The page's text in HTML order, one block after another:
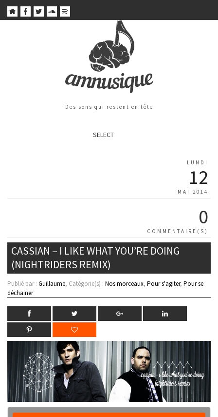
Des sons qui restent en tête
SELECT
LUNDI
12
MAI 2014
0
COMMENTAIRE(S)
CASSIAN – I LIKE WHAT YOU’RE DOING
(NIGHTRIDERS REMIX)
Publié par : Guillaume, Catégorie(s) : Nos morceaux, Pour s'agiter, Pour se
déchainer